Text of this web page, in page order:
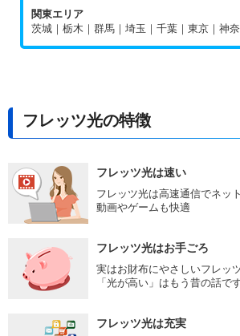
関東エリア
茨城｜栃木｜群馬｜埼玉｜千葉｜東京｜神奈
フレッツ光の特徴
フレッツ光は速い
フレッツ光は高速通信でネッ
動画やゲームも快適
フレッツ光はお手ごろ
実はお財布にやさしいフレッツ
「光が高い」はもう昔の話です
フレッツ光は充実